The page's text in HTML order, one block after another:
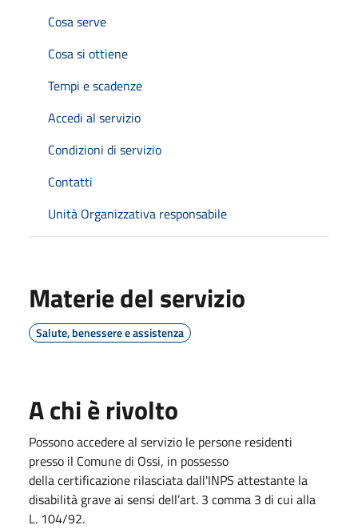
Cosa serve
Cosa si ottiene
Tempi e scadenze
Accedi al servizio
Condizioni di servizio
Contatti
Unità Organizzativa responsabile
Materie del servizio
Salute, benessere e assistenza
A chi è rivolto
Possono accedere al servizio le persone residenti
presso il Comune di Ossi, in possesso
della certificazione rilasciata dall'INPS attestante la
disabilità grave ai sensi dell’art. 3 comma 3 di cui alla
L. 104/92.